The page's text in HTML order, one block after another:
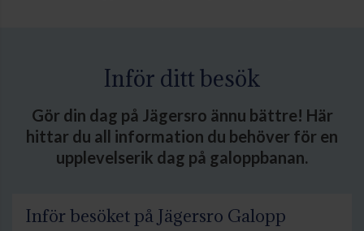
Inför ditt besök
Gör din dag på Jägersro ännu bättre! Här
hittar du all information du behöver för en
upplevelserik dag på galoppbanan.
Inför besöket på Jägersro Galopp